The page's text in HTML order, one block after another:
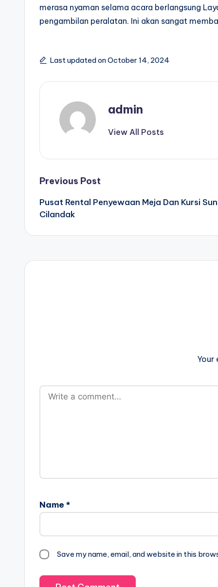
merasa nyaman selama acara berlangsung
pengambilan peralatan. Ini akan sangat
Last updated on October 14, 2024
admin
View All Posts
Post
navigation
Previous Post
Pusat Rental Penyewaan Meja Dan Kursi
Cilandak
Your
Name *
Save my name, email, and website in this